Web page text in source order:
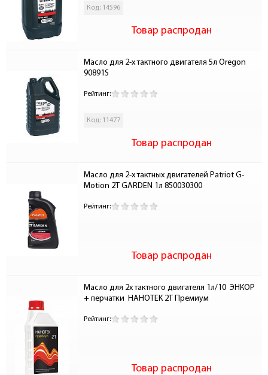
Код: 14596
Товар распродан
Масло для 2-х тактного двигателя 5л Oregon
90891S
Рейтинг:
Код: 11477
Товар распродан
Масло для 2-х тактных двигателей Patriot G-
Motion 2T GARDEN 1л 850030300
Рейтинг:
Товар распродан
Масло для 2х тактного двигателя 1л/10  ЭНКОР
+ перчатки  НАНОТЕК 2Т Премиум
Рейтинг:
Товар распродан